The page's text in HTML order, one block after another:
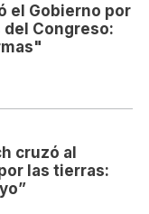
el Gobierno por
Congreso:
cruzó al
las tierras: